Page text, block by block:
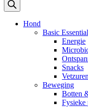
Hond
Basic
Energie
Snacks
Vetzuren
Beweging
Botten
Fysieke